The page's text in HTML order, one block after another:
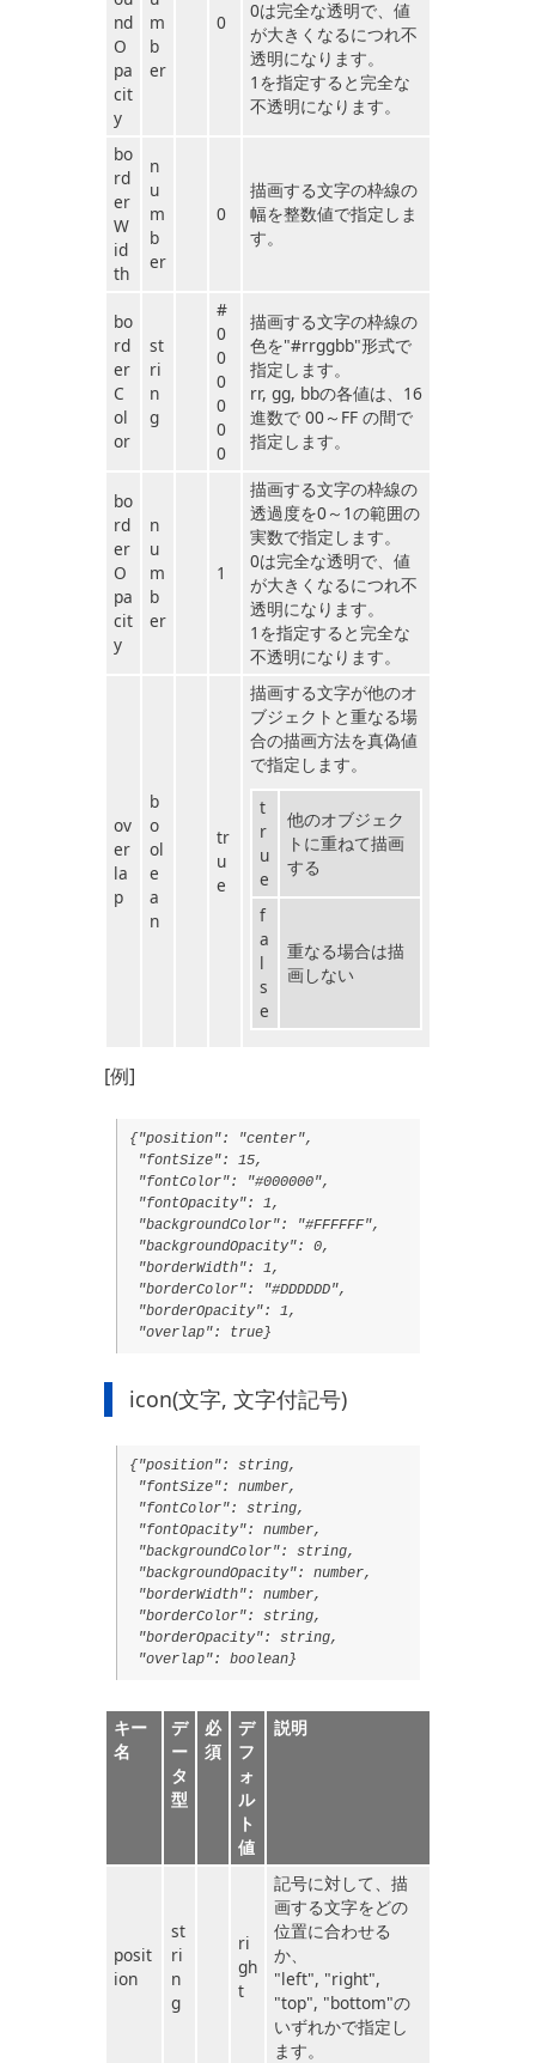
nd
O
pa
cit
y
m
b
er
0
0は完全な透明で、値
が大きくなるにつれ不
透明になります。
1を指定すると完全な
不透明になります。
bo
rd
er
W
id
th
n
u
m
b
er
0
描画する文字の枠線の
幅を整数値で指定しま
す。
bo
rd
er
C
ol
or
st
ri
n
g
#
0
0
0
0
0
0
描画する文字の枠線の
色を"#rrggbb"形式で
指定します。
rr, gg, bbの各値は、16
進数で 00～FF の間で
指定します。
bo
rd
er
O
pa
cit
y
n
u
m
b
er
1
描画する文字の枠線の
透過度を0～1の範囲の
実数で指定します。
0は完全な透明で、値
が大きくなるにつれ不
透明になります。
1を指定すると完全な
不透明になります。
ov
er
la
p
b
o
ol
e
a
n
tr
u
e
描画する文字が他のオ
ブジェクトと重なる場
合の描画方法を真偽値
で指定します。
t
r
u
e
他のオブジェク
トに重ねて描画
する
f
a
l
s
e
重なる場合は描
画しない
[例]
{"position": "center",
"fontSize": 15,
"fontColor": "#000000",
"fontOpacity": 1,
"backgroundColor": "#FFFFFF",
"backgroundOpacity": 0,
"borderWidth": 1,
"borderColor": "#DDDDDD",
"borderOpacity": 1,
"overlap": true}
icon(文字, 文字付記号)
{"position": string,
"fontSize": number,
"fontColor": string,
"fontOpacity": number,
"backgroundColor": string,
"backgroundOpacity": number,
"borderWidth": number,
"borderColor": string,
"borderOpacity": string,
"overlap": boolean}
キー
名
デ
ー
タ
型
必
須
デ
フ
ォ
ル
ト
値
説明
posit
ion
st
ri
n
g
ri
gh
t
記号に対して、描
画する文字をどの
位置に合わせる
か、
"left", "right",
"top", "bottom"の
いずれかで指定し
ます。